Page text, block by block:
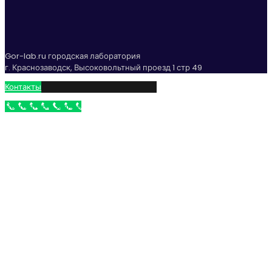
Gor-lab.ru городская лаборатория
г. Краснозаводск, Высоковольтный проезд 1 стр 49
Контакты
Бесплатный звонок